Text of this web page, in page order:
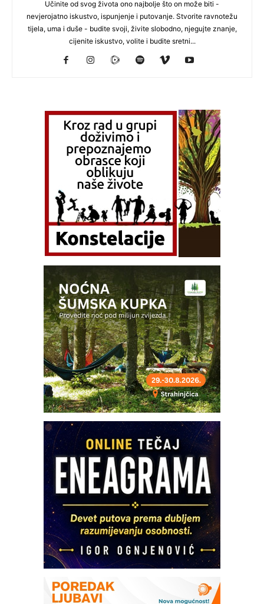
Učinite od svog života ono najbolje što on može biti -
nevjerojatno iskustvo, ispunjenje i putovanje. Stvorite ravnotežu
tijela, uma i duše - budite svoji, živite slobodno, njegujte znanje,
cijenite iskustvo, volite i budite sretni...